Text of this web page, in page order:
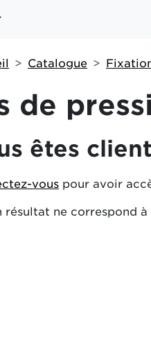
Catalogue
de
êtes
vous pour avoir
résultat ne correspond